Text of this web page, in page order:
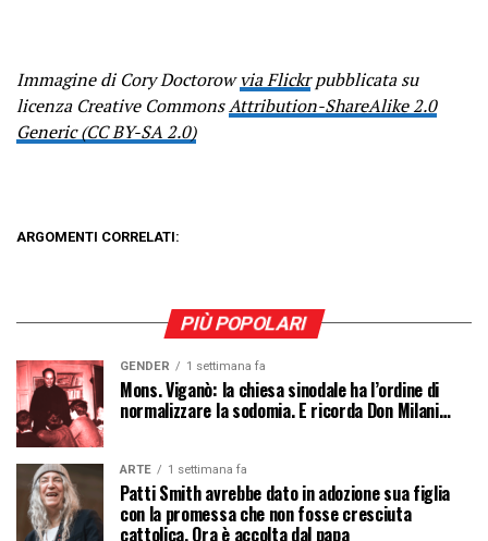
Immagine di Cory Doctorowvia Flickrpubblicata su
licenza Creative CommonsAttribution-ShareAlike 2.0
Generic (CC BY-SA 2.0)
ARGOMENTI CORRELATI:
PIÙ POPOLARI
GENDER 1 settimana fa
Mons. Viganò: la chiesa sinodale ha l’ordine di
normalizzare la sodomia. E ricorda Don Milani…
ARTE 1 settimana fa
Patti Smith avrebbe dato in adozione sua figlia
con la promessa che non fosse cresciuta
cattolica. Ora è accolta dal papa